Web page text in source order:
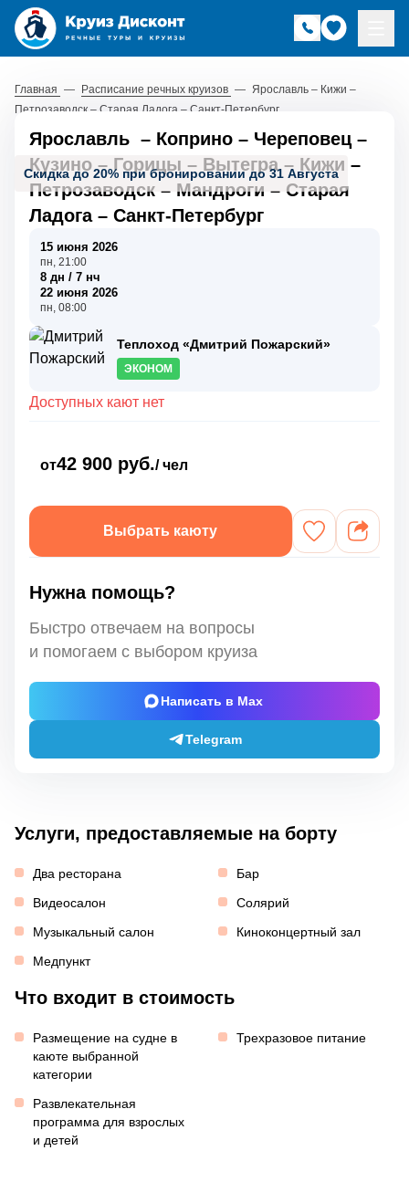
Главная — Расписание речных круизов — Ярославль – Кижи –
Петрозаводск – Старая Ладога – Санкт-Петербург
Скидка до 20% при бронировании до 31 Августа
Ярославль – Коприно – Череповец–
Кузино–Горицы – Вытегра– Кижи –
Петрозаводск – Мандроги – Старая
Ладога– Санкт-Петербург
15 июня 2026
пн, 21:00
8 дн / 7 нч
22 июня 2026
пн, 08:00
Теплоход «Дмитрий Пожарский»
ЭКОНОМ
Доступных кают нет
от42 900 руб./ чел
Выбрать каюту
Нужна помощь?
Быстро отвечаем на вопросы
и помогаем с выбором круиза
Написать в Max
Telegram
Услуги, предоставляемые на борту
Два ресторана
Бар
Видеосалон
Солярий
Музыкальный салон
Киноконцертный зал
Медпункт
Что входит в стоимость
Размещение на судне в
каюте выбранной
категории
Трехразовое питание
Развлекательная
программа для взрослых
и детей